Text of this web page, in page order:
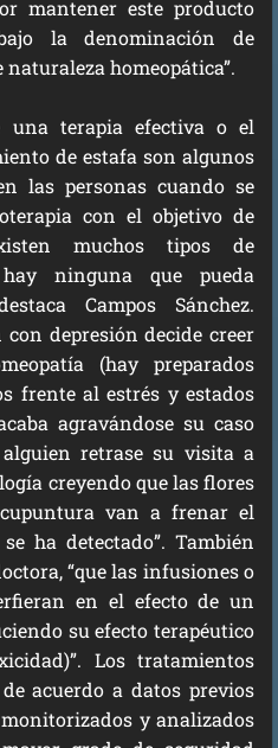
mantener este producto
la denominación de
naturaleza homeopática”.
una terapia efectiva o el
de estafa son algunos
las personas cuando se
con el objetivo de
muchos tipos de
ninguna que pueda
Campos Sánchez.
depresión decide creer
(hay preparados
frente al estrés y estados
agravándose su caso
retrase su visita a
creyendo que las flores
van a frenar el
ha detectado”. También
“que las infusiones o
en el efecto de un
su efecto terapéutico
Los tratamientos
acuerdo a datos previos
y analizados